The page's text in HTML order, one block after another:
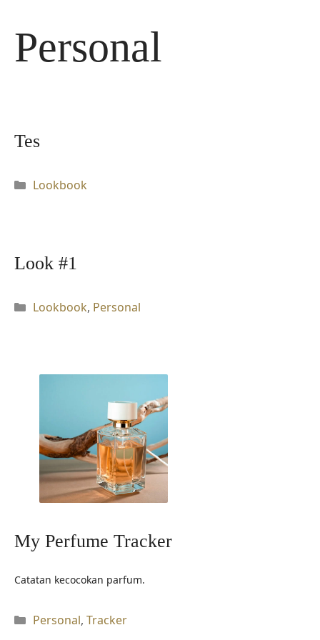
Personal
Tes
Kategori
Lookbook
Look #1
Kategori
Lookbook, Personal
My Perfume Tracker
Catatan kecocokan parfum.
Kategori
Personal, Tracker